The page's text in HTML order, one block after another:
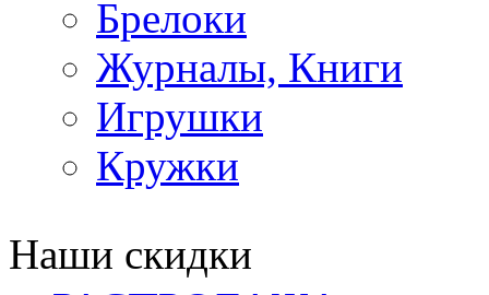
Брелоки
Журналы, Книги
Игрушки
Кружки
Наши скидки